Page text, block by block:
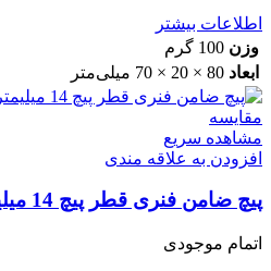
اطلاعات بیشتر
وزن 100 گرم
ابعاد 80 × 20 × 70 میلی‌متر
مقایسه
مشاهده سریع
افزودن به علاقه مندی
پیچ ضامن فنری قطر پیچ 14 میلیمتر مدل (B)
اتمام موجودی